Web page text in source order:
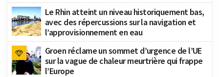
Le Rhin atteint un niveau historiquement bas,
avec des répercussions sur la navigation et
l’approvisionnement en eau
Groen réclame un sommet d’urgence de l’UE
sur la vague de chaleur meurtrière qui frappe
l’Europe